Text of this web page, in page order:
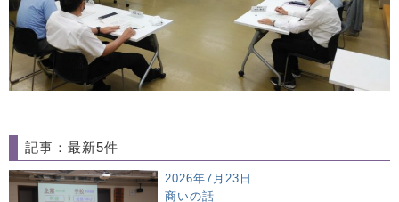
記事：最新5件
2026年7月23日
商いの話